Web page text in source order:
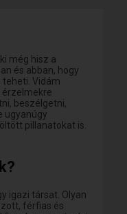
még hisz a
és abban, hogy
Vidám
beszélgetni,
ugyanúgy
pillanatokat is.
igazi társat. Olyan
férfias és